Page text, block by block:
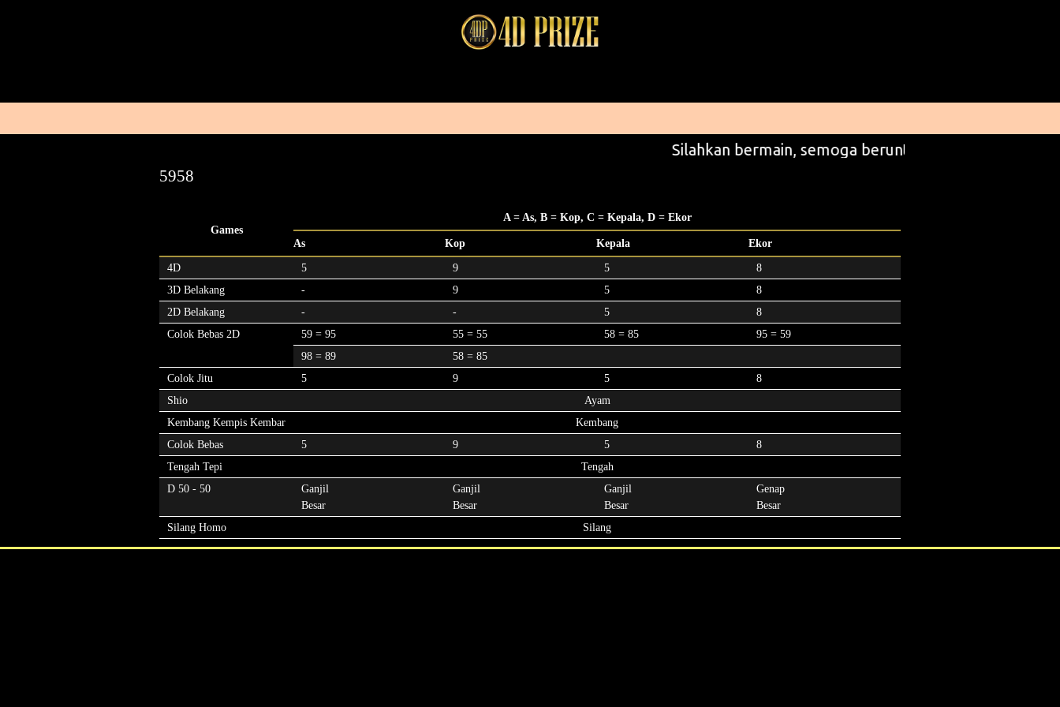
Silahkan bermain, semoga beruntung
5958
Games
A = As, B = Kop, C = Kepala, D = Ekor
As Kop Kepala Ekor
4D 5 9 5
8
3D Belakang
- 9 5
8
2D Belakang
- - 5
8
Colok Bebas 2D
59 = 95 55 = 55 58 = 85
95 = 59
98 = 89
58 = 85
Colok Jitu
5 9 5
8
Shio
Ayam
Kembang Kempis Kembar
Kembang
Colok Bebas
5 9 5
8
Tengah Tepi
Tengah
D 50 - 50
Ganjil
Besar
Ganjil
Besar
Ganjil
Besar
Genap
Besar
Silang Homo
Silang